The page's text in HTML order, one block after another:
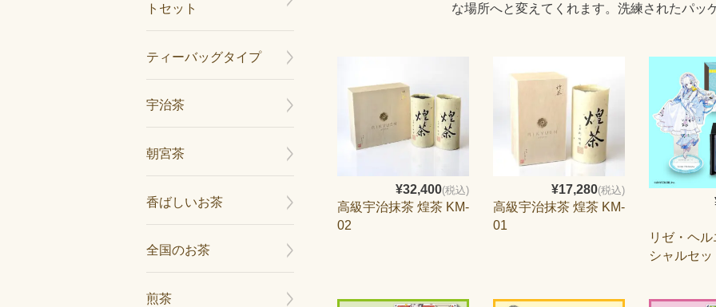
な場所へと変えてくれます。洗練されたパッ
¥32,400(税込)
高級宇治抹茶 煌茶 KM-
02
¥17,280(税込)
高級宇治抹茶 煌茶 KM-
01
リゼ・ヘ
シャルセッ
トセット
ティーバッグタイプ
宇治茶
朝宮茶
香ばしいお茶
全国のお茶
煎茶